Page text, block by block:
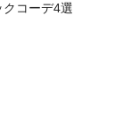
コーデ4選